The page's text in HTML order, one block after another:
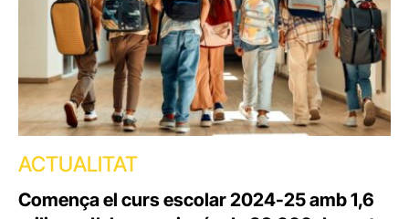
ACTUALITAT
Comença el curs escolar 2024-25 amb 1,6